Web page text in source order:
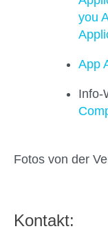
you
App
Info-
Fotos von der
Kontakt: